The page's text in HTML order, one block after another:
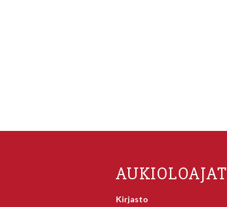
AUKIOLOAJAT
Kirjasto